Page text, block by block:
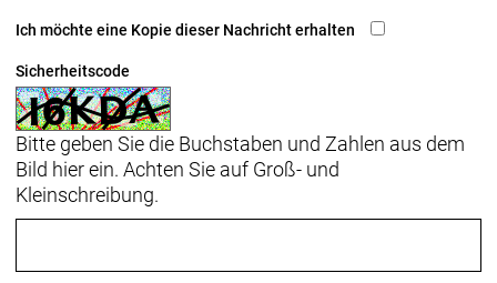
Ich möchte eine Kopie dieser Nachricht erhalten
Sicherheitscode
Bitte geben Sie die Buchstaben und Zahlen aus dem
Bild hier ein. Achten Sie auf Groß- und
Kleinschreibung.